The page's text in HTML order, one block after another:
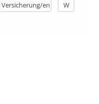
Versicherung/en W